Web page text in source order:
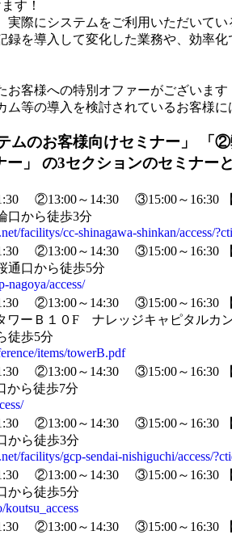
す！
実際にシステムをご利用いただいて
録を導入して変化した業務や、効率
お客様への特別オファーがございます
ム等の導入を検討されているお客様
ムのお客様向けセミナー」 「
」 の3セクションのセミナー
②13:00～14:30 ③15:00～16:30
口から徒歩3分
facilitys/cc-shinagawa-shinkan/access/
②13:00～14:30 ③15:00～16:30
通口から徒歩5分
nagoya/access/
②13:00～14:30 ③15:00～16:30
ワーＢ１０F ナレッジキャピタルカ
徒歩5分
items/towerB.pdf
②13:00～14:30 ③15:00～16:30
から徒歩7分
②13:00～14:30 ③15:00～16:30
から徒歩3分
facilitys/gcp-sendai-nishiguchi/access/
②13:00～14:30 ③15:00～16:30
から徒歩5分
②13:00～14:30 ③15:00～16:30